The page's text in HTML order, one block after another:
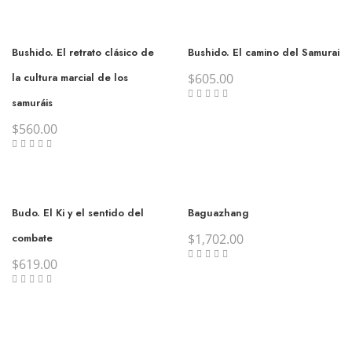
Bushido. El retrato clásico de
la cultura marcial de los
samuráis
$560.00
Bushido. El camino del Samurai
$605.00
Budo. El Ki y el sentido del
combate
$619.00
Baguazhang
$1,702.00